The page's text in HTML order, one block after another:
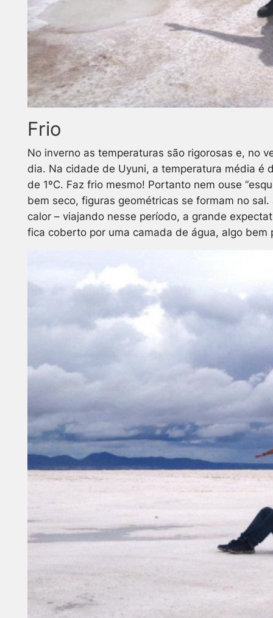
Frio
No inverno as temperaturas são rigorosas e, no
dia. Na cidade de Uyuni, a temperatura média é
de 1ºC. Faz frio mesmo! Portanto nem ouse
bem seco, figuras geométricas se formam no
calor – viajando nesse período, a grande
fica coberto por uma camada de água, algo